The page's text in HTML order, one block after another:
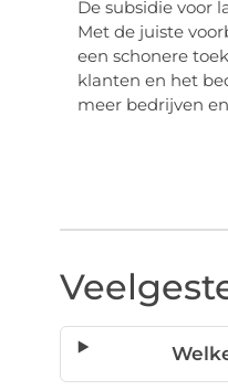
De subsidie voor
Met de juiste
een schonere
klanten en het
meer bedrijven